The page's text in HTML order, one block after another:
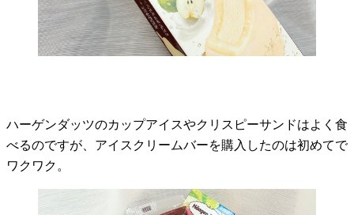
ハーゲンダッツのカップアイスやクリスピーサンドはよく食
べるのですが、アイスクリームバーを購入したのは初めてで
ワクワク。